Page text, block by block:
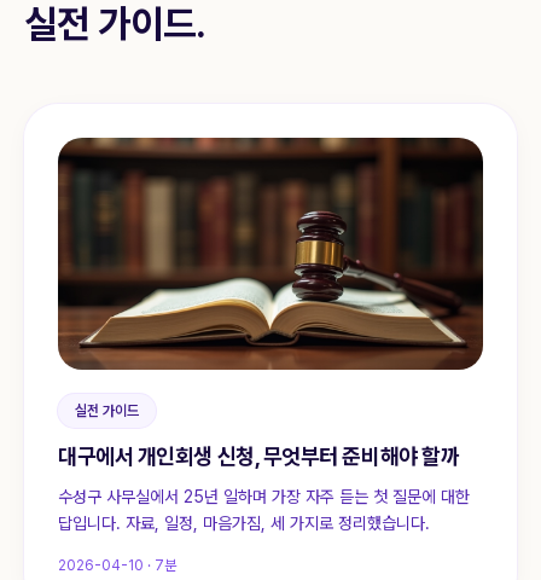
실전 가이드.
실전 가이드
대구에서 개인회생 신청, 무엇부터 준비해야 할까
수성구 사무실에서 25년 일하며 가장 자주 듣는 첫 질문에 대한
답입니다. 자료, 일정, 마음가짐, 세 가지로 정리했습니다.
2026-04-10 · 7분